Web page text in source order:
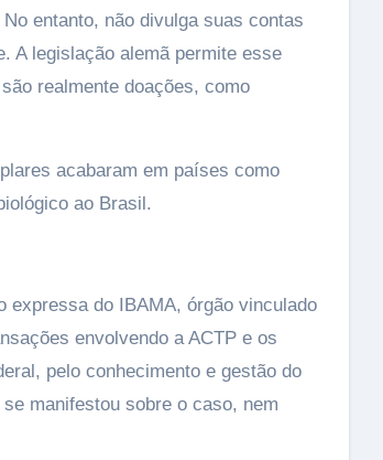
entanto, não divulga suas contas
A legislação alemã permite esse
realmente doações, como
acabaram em países como
ao Brasil.
expressa do IBAMA, órgão vinculado
envolvendo a ACTP e os
pelo conhecimento e gestão do
manifestou sobre o caso, nem